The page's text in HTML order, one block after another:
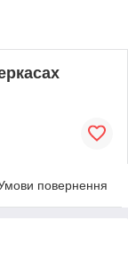
повернення